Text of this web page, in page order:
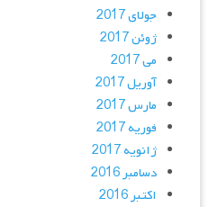
جولای 2017
ژوئن 2017
می 2017
آوریل 2017
مارس 2017
فوریه 2017
ژانویه 2017
دسامبر 2016
اکتبر 2016